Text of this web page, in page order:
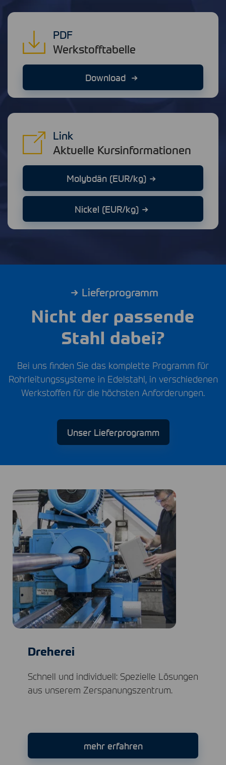
PDF
Werkstofftabelle
Download
Link
Aktuelle Kursinformationen
Molybdän (EUR/kg)
Nickel (EUR/kg)
Lieferprogramm
Nicht der passende
Stahl dabei?
Bei uns finden Sie das komplette Programm für
Rohrleitungssysteme in Edelstahl, in verschiedenen
Werkstoffen für die höchsten Anforderungen.
Unser Lieferprogramm
Dreherei
Schnell und individuell: Spezielle Lösungen
aus unserem Zerspanungszentrum.
mehr erfahren